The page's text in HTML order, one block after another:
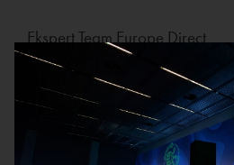
Ekspert Team Europe Direct
W latach 2013-2019
Europejskiej, Dyrekcja ds.
Wiejskich, a od 2006 do 2013
Generalnego. W latach